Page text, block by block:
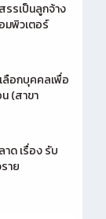
รเป็นลูกจ้าง
มพิวเตอร์
อกบุคคลเพื่อ
(สาขา
ด เรื่อง รับ
าย